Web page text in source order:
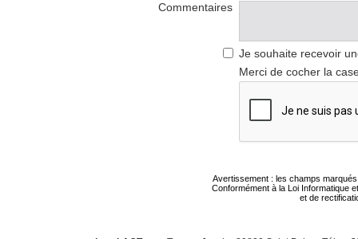
Commentaires
Je souhaite recevoir
Merci de cocher la
Avertissement : les champs
Conformément à la Loi Informatique
et de